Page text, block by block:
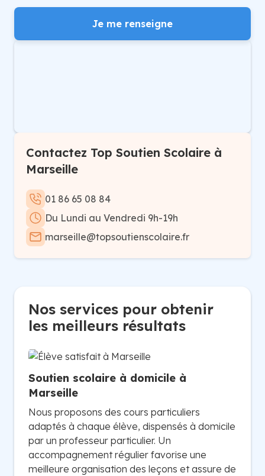
Je me renseigne
Contactez Top Soutien Scolaire à
Marseille
01 86 65 08 84
Du Lundi au Vendredi 9h-19h
marseille@topsoutienscolaire.fr
Nos services pour obtenir
les meilleurs résultats
Soutien scolaire à domicile à
Marseille
Nous proposons des cours particuliers
adaptés à chaque élève, dispensés à domicile
par un professeur particulier. Un
accompagnement régulier favorise une
meilleure organisation des leçons et assure de